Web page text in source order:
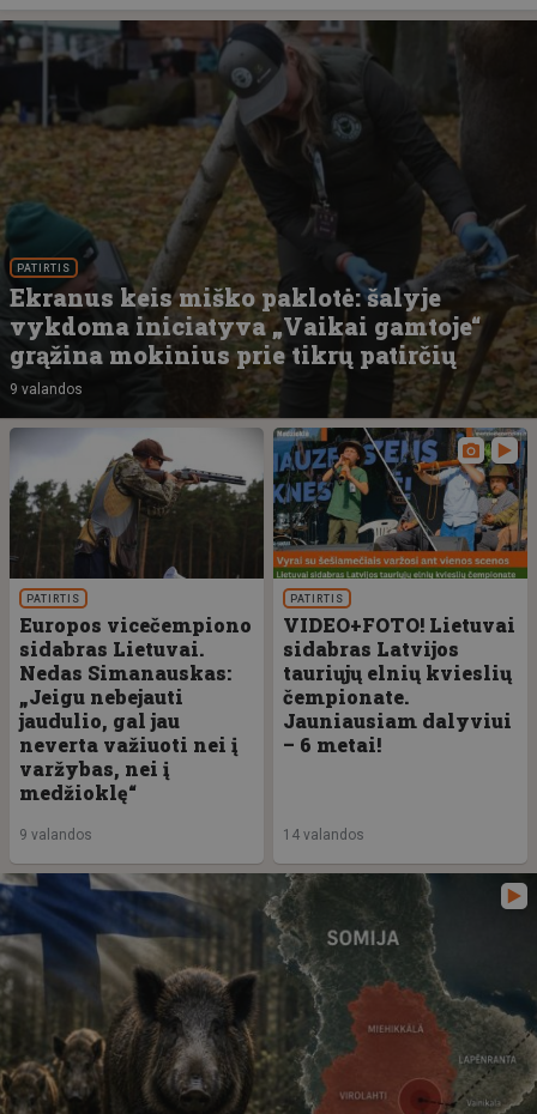
PATIRTIS
Ekranus keis miško paklotė: šalyje
vykdoma iniciatyva „Vaikai gamtoje“
grąžina mokinius prie tikrų patirčių
9 valandos
PATIRTIS
Europos vicečempiono
sidabras Lietuvai.
Nedas Simanauskas:
„Jeigu nebejauti
jaudulio, gal jau
neverta važiuoti nei į
varžybas, nei į
medžioklę“
9 valandos
PATIRTIS
VIDEO+FOTO! Lietuvai
sidabras Latvijos
tauriųjų elnių kvieslių
čempionate.
Jauniausiam dalyviui
– 6 metai!
14 valandos